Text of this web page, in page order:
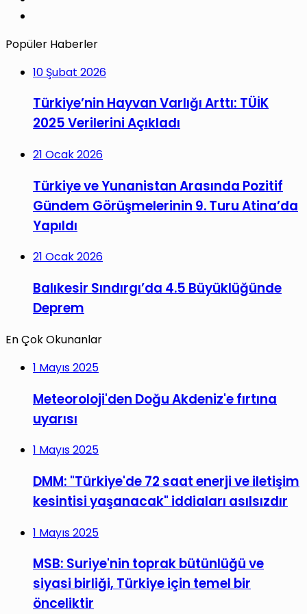
Popüler Haberler
10 Şubat 2026
Türkiye’nin Hayvan Varlığı Arttı: TÜİK
2025 Verilerini Açıkladı
21 Ocak 2026
Türkiye ve Yunanistan Arasında Pozitif
Gündem Görüşmelerinin 9. Turu Atina’da
Yapıldı
21 Ocak 2026
Balıkesir Sındırgı’da 4.5 Büyüklüğünde
Deprem
En Çok Okunanlar
1 Mayıs 2025
Meteoroloji'den Doğu Akdeniz'e fırtına
uyarısı
1 Mayıs 2025
DMM: "Türkiye'de 72 saat enerji ve iletişim
kesintisi yaşanacak" iddiaları asılsızdır
1 Mayıs 2025
MSB: Suriye'nin toprak bütünlüğü ve
siyasi birliği, Türkiye için temel bir
önceliktir